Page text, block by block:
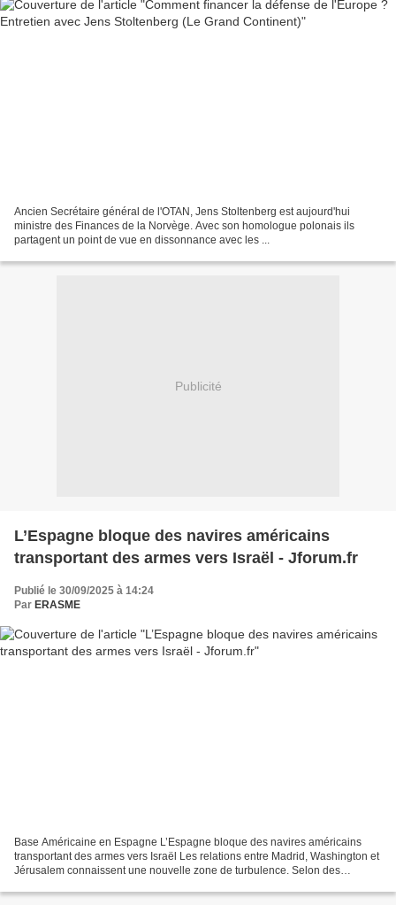
Ancien Secrétaire général de l'OTAN, Jens Stoltenberg est aujourd'hui
ministre des Finances de la Norvège. Avec son homologue polonais ils
partagent un point de vue en dissonnance avec les ...
Publicité
L’Espagne bloque des navires américains
transportant des armes vers Israël - Jforum.fr
Publié le 30/09/2025 à 14:24
Par ERASME
Base Américaine en Espagne L’Espagne bloque des navires américains
transportant des armes vers Israël Les relations entre Madrid, Washington et
Jérusalem connaissent une nouvelle zone de turbulence. Selon des